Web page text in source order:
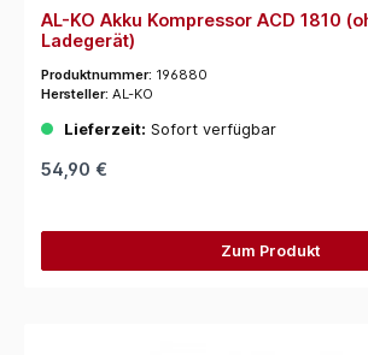
AL-KO Akku Kompressor ACD 1810
Ladegerät)
Produktnummer: 196880
Hersteller: AL-KO
Lieferzeit: Sofort verfügbar
54,90 €
Zum Produkt